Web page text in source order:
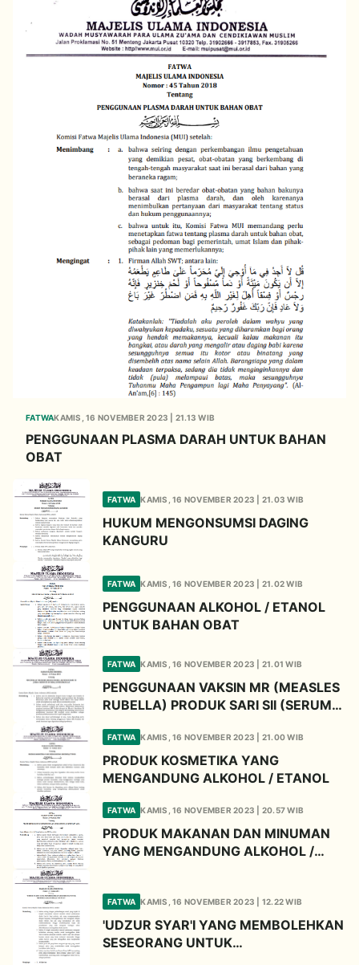
FATWAKAMIS, 16 NOVEMBER 2023 | 21.13 WIB
PENGGUNAAN PLASMA DARAH UNTUK BAHAN
OBAT
FATWA KAMIS, 16 NOVEMBER 2023 | 21.03 WIB
HUKUM MENGONSUMSI DAGING
KANGURU
FATWA KAMIS, 16 NOVEMBER 2023 | 21.02 WIB
PENGGUNAAN ALKOHOL / ETANOL
UNTUK BAHAN OBAT
FATWA KAMIS, 16 NOVEMBER 2023 | 21.01 WIB
PENGGUNAAN VAKSIN MR (MEASLES
RUBELLA) PRODUK SARI SII (SERUM
IMUNIASASI
FATWA KAMIS, 16 NOVEMBER 2023 | 21.00 WIB
PRODUK KOSMETIKA YANG
MENGANDUNG ALKOHOL / ETANOL
FATWA KAMIS, 16 NOVEMBER 2023 | 20.57 WIB
PRODUK MAKANAN DAN MINUMAN
YANG MENGANDUNG ALKOHOL /
FATWA KAMIS, 16 NOVEMBER 2023 | 12.22 WIB
'UDZUR SYAR'I YANG MEMBOLEHKAN
SESEORANG UNTUK